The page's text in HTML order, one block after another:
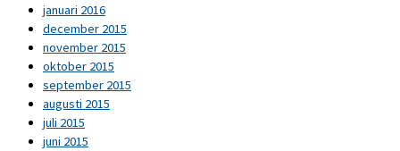
januari 2016
december 2015
november 2015
oktober 2015
september 2015
augusti 2015
juli 2015
juni 2015